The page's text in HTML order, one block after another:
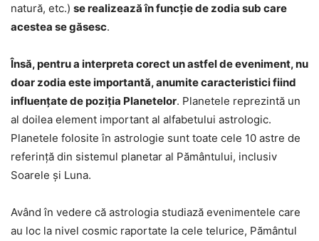
natură, etc.) se realizează în funcție de zodia sub care
acestea se găsesc.
Însă, pentru a interpreta corect un astfel de eveniment, nu
doar zodia este importantă, anumite caracteristici fiind
influențate de poziția Planetelor. Planetele reprezintă un
al doilea element important al alfabetului astrologic.
Planetele folosite în astrologie sunt toate cele 10 astre de
referință din sistemul planetar al Pământului, inclusiv
Soarele și Luna.
Având în vedere că astrologia studiază evenimentele care
au loc la nivel cosmic raportate la cele telurice, Pământul